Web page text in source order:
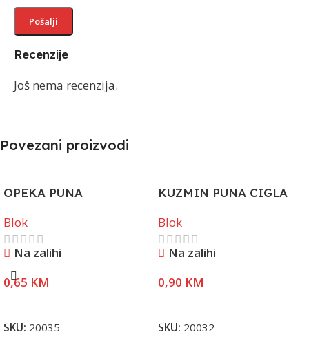
Recenzije
Još nema recenzija.
Povezani proizvodi
OPEKA PUNA
Blok
Na zalihi
0,65 KM
SKU: 20035
KUZMIN PUNA CIGLA
Blok
Na zalihi
0,90 KM
SKU: 20032